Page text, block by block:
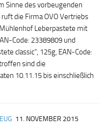
Sinne des vorbeugenden
die Firma OVO Vertriebs
Leberpastete mit
Code: 23389809 und
classic“, 125g, EAN-Code:
sind die
10.11.15 bis einschließlich
11. NOVEMBER 2015